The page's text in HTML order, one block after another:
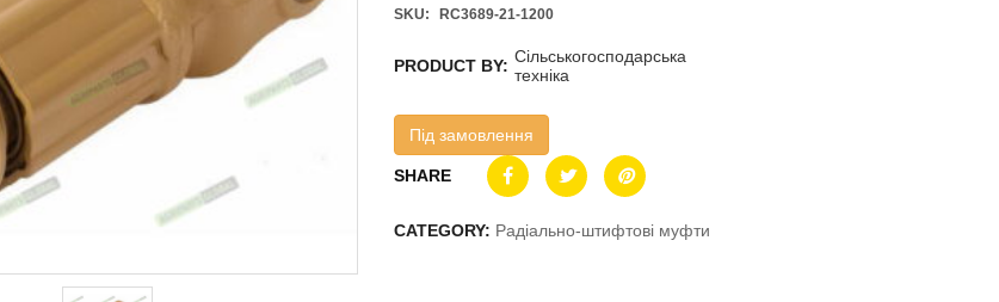
SKU: RC3689-21-1200
PRODUCT BY: Сільськогосподарська
техніка
Під замовлення
SHARE
CATEGORY: Радіально-штифтові муфти